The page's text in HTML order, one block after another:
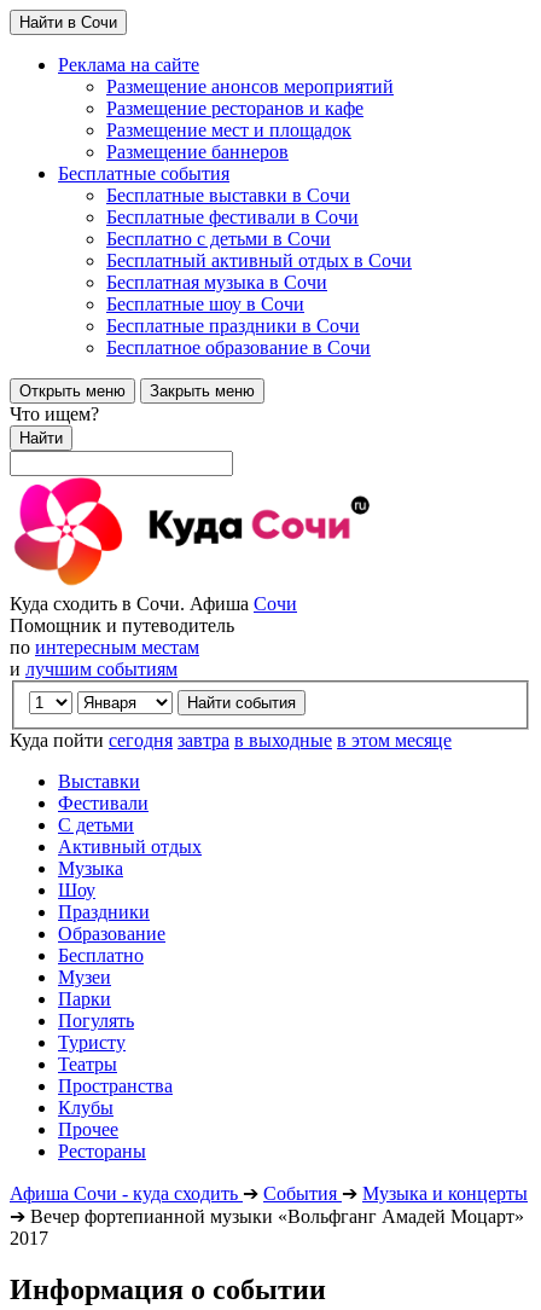
Найти в Сочи
Реклама на сайте
Размещение анонсов мероприятий
Размещение ресторанов и кафе
Размещение мест и площадок
Размещение баннеров
Бесплатные события
Бесплатные выставки в Сочи
Бесплатные фестивали в Сочи
Бесплатно с детьми в Сочи
Бесплатный активный отдых в Сочи
Бесплатная музыка в Сочи
Бесплатные шоу в Сочи
Бесплатные праздники в Сочи
Бесплатное образование в Сочи
Открыть меню Закрыть меню
Что ищем?
Найти
Куда сходить в Сочи. Афиша Сочи
Помощник и путеводитель
по интересным местам
и лучшим событиям
Куда пойти сегодня завтра в выходные в этом месяце
Выставки
Фестивали
С детьми
Активный отдых
Музыка
Шоу
Праздники
Образование
Бесплатно
Музеи
Парки
Погулять
Туристу
Театры
Пространства
Клубы
Прочее
Рестораны
Афиша Сочи - куда сходить ➔ События ➔ Музыка и концерты
➔ Вечер фортепианной музыки «Вольфганг Амадей Моцарт»
2017
Информация о событии